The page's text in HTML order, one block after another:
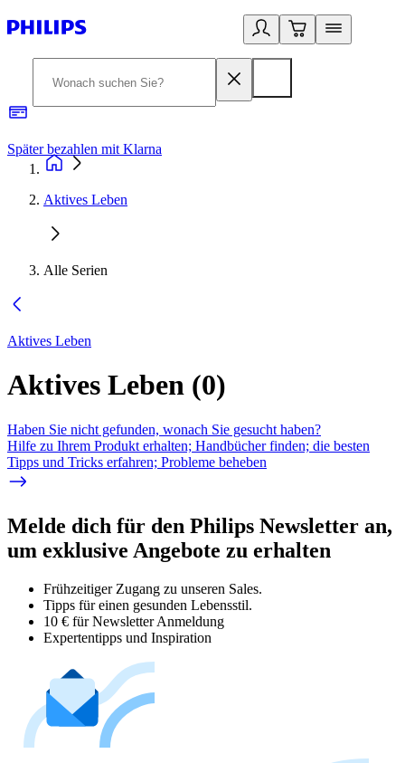
Später bezahlen mit Klarna
Aktives Leben
Alle Serien
Aktives Leben
Aktives Leben (0)
Haben Sie nicht gefunden, wonach Sie gesucht haben?
Hilfe zu Ihrem Produkt erhalten; Handbücher finden; die besten
Tipps und Tricks erfahren; Probleme beheben
Melde dich für den Philips Newsletter an,
um exklusive Angebote zu erhalten
Frühzeitiger Zugang zu unseren Sales.
Tipps für einen gesunden Lebensstil.
10 € für Newsletter Anmeldung
Expertentipps und Inspiration